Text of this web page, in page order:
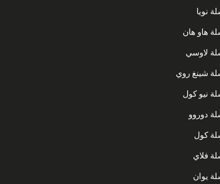
نويا
هاو هان
لاوسي
شينغ روي
نيو كول
دوروو
كول
فلاي
يوان